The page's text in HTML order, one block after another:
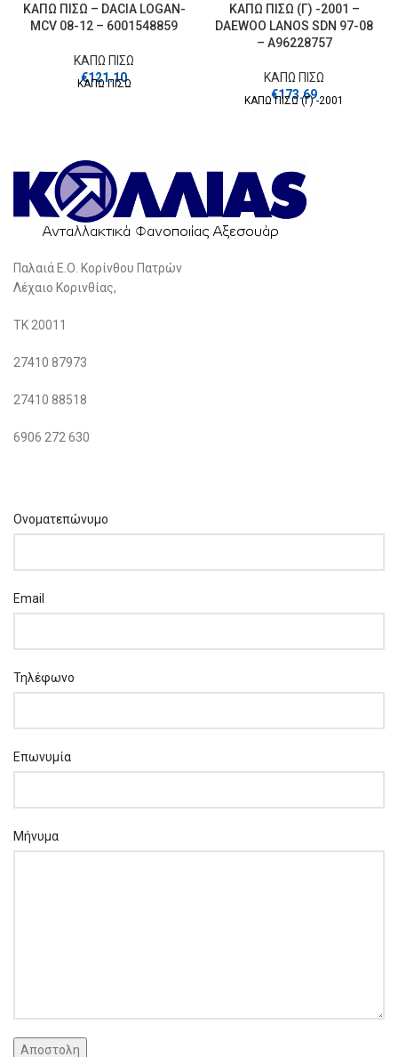
ΚΑΠΩ ΠΙΣΩ – DACIA LOGAN-
MCV 08-12 – 6001548859
ΚΑΠΩ ΠΙΣΩ
€121.10
ΚΑΠΩ ΠΙΣΩ
ΚΑΠΩ ΠΙΣΩ (Γ) -2001 –
DAEWOO LANOS SDN 97-08
– A96228757
ΚΑΠΩ ΠΙΣΩ
€173.69
ΚΑΠΩ ΠΙΣΩ (Γ) -2001
Παλαιά Ε.Ο. Κορίνθου Πατρών
Λέχαιο Κορινθίας,
ΤΚ 20011
27410 87973
27410 88518
6906 272 630
Ονοματεπώνυμο
Email
Τηλέφωνο
Επωνυμία
Μήνυμα